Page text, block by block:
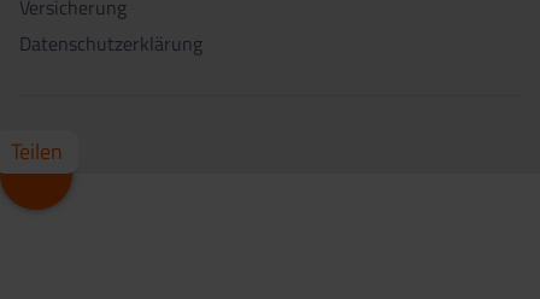
Versicherung
Datenschutzerklärung
Teilen
Whatsapp
Facebook
X